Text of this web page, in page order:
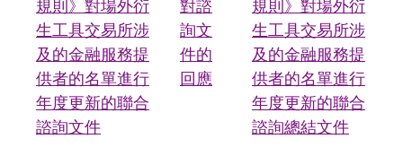
規則》對場外衍
生工具交易所涉
及的金融服務提
供者的名單進行
年度更新的聯合
諮詢文件
對諮
詢文
件的
回應
規則》對場外衍
生工具交易所涉
及的金融服務提
供者的名單進行
年度更新的聯合
諮詢總結文件